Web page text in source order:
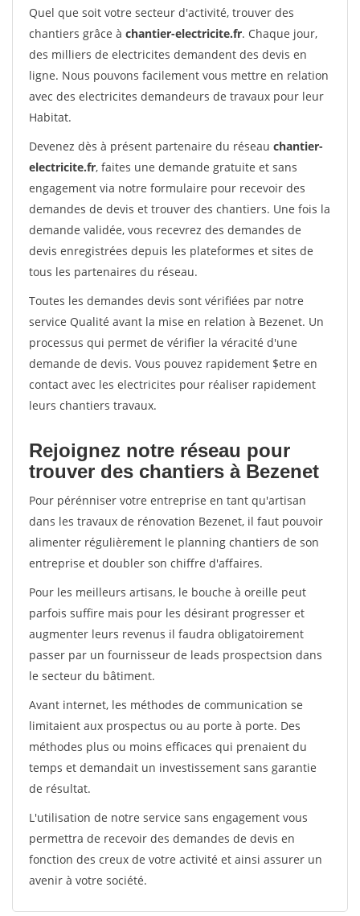
Quel que soit votre secteur d'activité, trouver des
chantiers grâce à chantier-electricite.fr. Chaque jour,
des milliers de electricites demandent des devis en
ligne. Nous pouvons facilement vous mettre en relation
avec des electricites demandeurs de travaux pour leur
Habitat.
Devenez dès à présent partenaire du réseau chantier-
electricite.fr, faites une demande gratuite et sans
engagement via notre formulaire pour recevoir des
demandes de devis et trouver des chantiers. Une fois la
demande validée, vous recevrez des demandes de
devis enregistrées depuis les plateformes et sites de
tous les partenaires du réseau.
Toutes les demandes devis sont vérifiées par notre
service Qualité avant la mise en relation à Bezenet. Un
processus qui permet de vérifier la véracité d'une
demande de devis. Vous pouvez rapidement $etre en
contact avec les electricites pour réaliser rapidement
leurs chantiers travaux.
Rejoignez notre réseau pour
trouver des chantiers à Bezenet
Pour pérénniser votre entreprise en tant qu'artisan
dans les travaux de rénovation Bezenet, il faut pouvoir
alimenter régulièrement le planning chantiers de son
entreprise et doubler son chiffre d'affaires.
Pour les meilleurs artisans, le bouche à oreille peut
parfois suffire mais pour les désirant progresser et
augmenter leurs revenus il faudra obligatoirement
passer par un fournisseur de leads prospectsion dans
le secteur du bâtiment.
Avant internet, les méthodes de communication se
limitaient aux prospectus ou au porte à porte. Des
méthodes plus ou moins efficaces qui prenaient du
temps et demandait un investissement sans garantie
de résultat.
L'utilisation de notre service sans engagement vous
permettra de recevoir des demandes de devis en
fonction des creux de votre activité et ainsi assurer un
avenir à votre société.